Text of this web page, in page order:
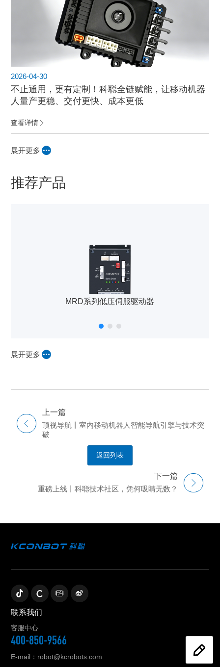
2026-04-30
不止通用，更有定制！科聪全链赋能，让移动机器
人量产更稳、交付更快、成本更低
查看详情
展开更多
推荐产品
MRD系列低压伺服驱动器
展开更多
上一篇
顶视导航丨室内移动机器人智能导航引擎与技术突
破
返回列表
下一篇
重磅上线丨科聪技术社区，凭何吸睛无数？
联系我们
客服中心
400-850-9566
E-mail：robot@kcrobots.com